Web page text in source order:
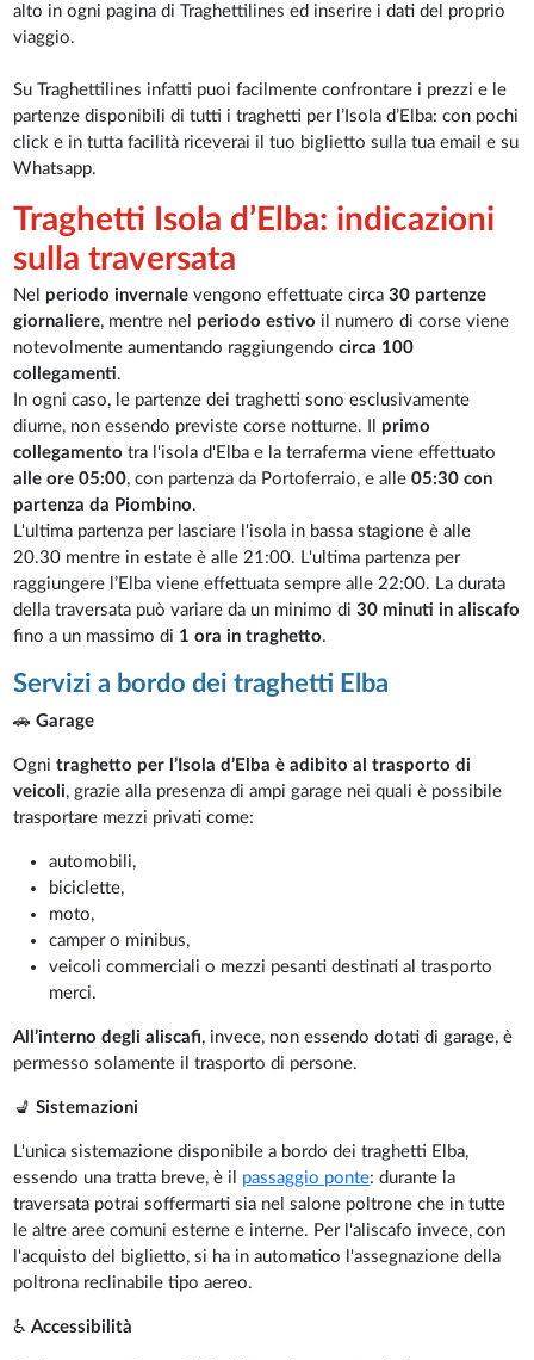
alto in ogni pagina di Traghettilines ed inserire i dati del proprio
viaggio.
Su Traghettilines infatti puoi facilmente confrontare i prezzi e le
partenze disponibili di tutti i traghetti per l’Isola d’Elba: con pochi
click e in tutta facilità riceverai il tuo biglietto sulla tua email e su
Whatsapp.
Traghetti Isola d’Elba: indicazioni
sulla traversata
Nel periodo invernale vengono effettuate circa30 partenze
giornaliere, mentre nel periodo estivo il numero di corse viene
notevolmente aumentando raggiungendocirca 100
collegamenti.
In ogni caso, le partenze dei traghetti sono esclusivamente
diurne, non essendo previste corse notturne. Il primo
collegamento tra l'isola d'Elba e la terraferma viene effettuato
alle ore 05:00, con partenza da Portoferraio, e alle05:30 con
partenza da Piombino.
L'ultima partenza per lasciare l'isola in bassa stagione è alle
20.30 mentre in estate è alle 21:00. L'ultima partenza per
raggiungere l’Elba viene effettuata sempre alle 22:00. La durata
della traversata può variare da un minimo di30 minuti in aliscafo
fino a un massimo di 1 ora in traghetto.
Servizi a bordo dei traghetti Elba
🚗Garage
Ognitraghetto per l’Isola d’Elba è adibito al trasporto di
veicoli, grazie alla presenza di ampi garage nei quali è possibile
trasportare mezzi privati come:
automobili,
biciclette,
moto,
camper o minibus,
veicoli commerciali o mezzi pesanti destinati al trasporto
merci.
All’interno degli aliscafi, invece, non essendo dotati di garage, è
permesso solamente il trasporto di persone.
💺Sistemazioni
L'unica sistemazione disponibile a bordo dei traghetti Elba,
essendo una tratta breve, è il passaggio ponte: durante la
traversata potrai soffermarti sia nel salone poltrone che in tutte
le altre aree comuni esterne e interne. Per l'aliscafo invece, con
l'acquisto del biglietto, si ha in automatico l'assegnazione della
poltrona reclinabile tipo aereo.
♿Accessibilità